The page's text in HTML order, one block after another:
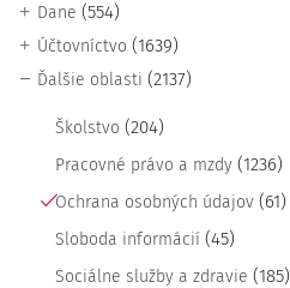
Dane (554)
Účtovníctvo (1639)
Ďalšie oblasti (2137)
Školstvo (204)
Pracovné právo a mzdy (1236)
Ochrana osobných údajov (61)
Sloboda informácií (45)
Sociálne služby a zdravie (185)